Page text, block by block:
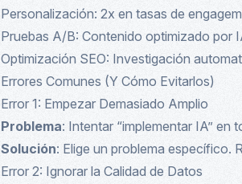
Personalización: 2x en tasas de
Pruebas A/B: Contenido optimizado por
Optimización SEO: Investigación
Errores Comunes (Y Cómo Evitarlos)
Error 1: Empezar Demasiado Amplio
Problema: Intentar “implementar IA” en
Solución: Elige un problema específico.
Error 2: Ignorar la Calidad de Datos